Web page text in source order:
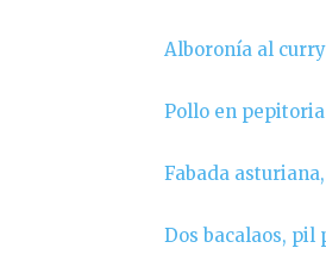
Alboronía al
Pollo en
Fabada
Dos bacalaos, pil